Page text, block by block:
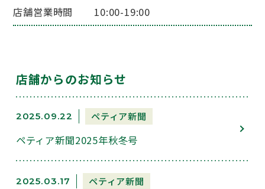
店舗営業時間
10:00-19:00
店舗からのお知らせ
2025.09.22 ペティア新聞
ペティア新聞2025年秋冬号
2025.03.17 ペティア新聞